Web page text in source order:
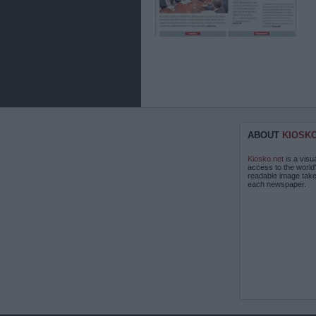
ABOUT
Kiosko.net is a
access to the
readable image
each newspaper.